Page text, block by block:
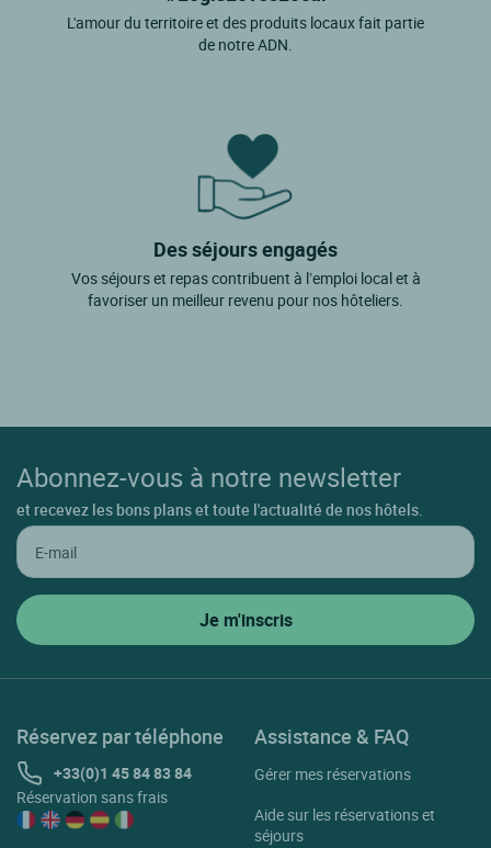
L'amour du territoire et des produits locaux fait partie
de notre ADN.
Des séjours engagés
Vos séjours et repas contribuent à l’emploi local et à
favoriser un meilleur revenu pour nos hôteliers.
Abonnez-vous à notre newsletter
et recevez les bons plans et toute l'actualité de nos hôtels.
Réservez par téléphone
+33(0)1 45 84 83 84
Réservation sans frais
Assistance & FAQ
Gérer mes réservations
Aide sur les réservations et
séjours